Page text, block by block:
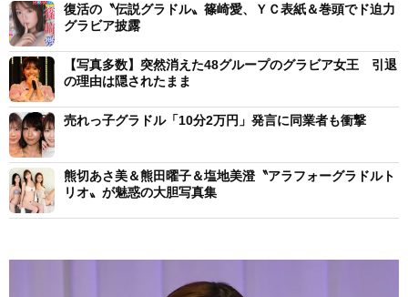
復活の〝伝説グラドル〟篠崎愛、ＹＣ表紙＆巻頭でド迫力
グラビア披露
【写真多数】突然消えた48グループのグラビア女王 引退
の理由は隠されたまま
売れっ子グラドル「10分2万円」発言に同業者も衝撃
熊切あさ美＆熊田曜子＆塩地美澄〝アラフォーグラドルト
リオ〟が魅惑の大胆写真集